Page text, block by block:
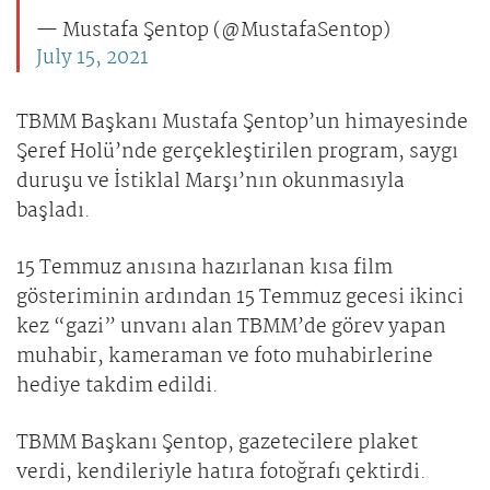
— Mustafa Şentop (@MustafaSentop)
July 15, 2021
TBMM Başkanı Mustafa Şentop’un himayesinde
Şeref Holü’nde gerçekleştirilen program, saygı
duruşu ve İstiklal Marşı’nın okunmasıyla
başladı.
15 Temmuz anısına hazırlanan kısa film
gösteriminin ardından 15 Temmuz gecesi ikinci
kez “gazi” unvanı alan TBMM’de görev yapan
muhabir, kameraman ve foto muhabirlerine
hediye takdim edildi.
TBMM Başkanı Şentop, gazetecilere plaket
verdi, kendileriyle hatıra fotoğrafı çektirdi.